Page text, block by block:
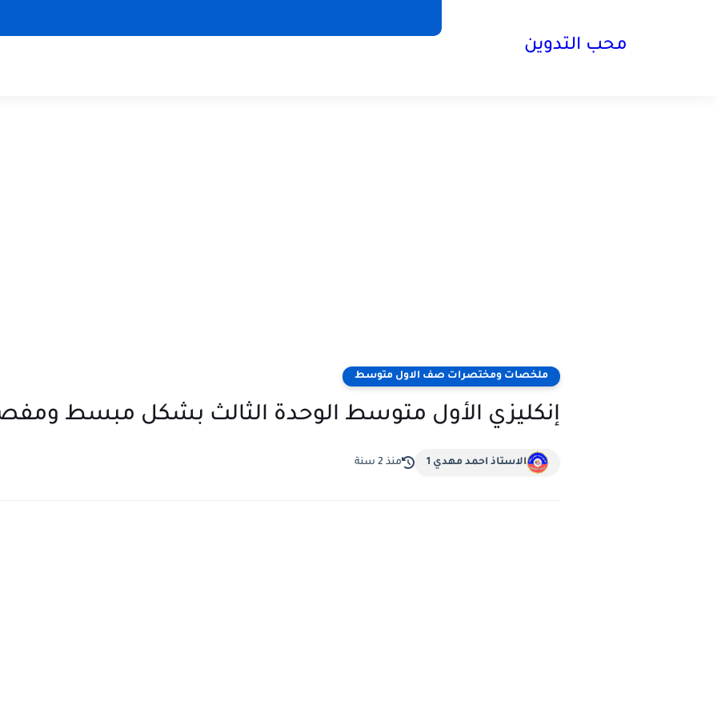
محب التدوين
ملخصات ومختصرات صف الاول متوسط
إنكليزي الأول متوسط الوحدة الثالث بشكل مبسط
الاستاذ احمد مهدي 1 منذ 2 سنة